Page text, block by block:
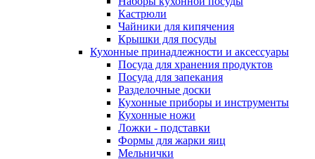
Кастрюли
Чайники для кипячения
Крышки для посуды
Кухонные принадлежности и аксессуары
Посуда для хранения продуктов
Посуда для запекания
Разделочные доски
Кухонные приборы и инструменты
Кухонные ножи
Ложки - подставки
Формы для жарки яиц
Мельнички